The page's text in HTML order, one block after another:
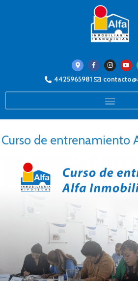
4425965981
Curso de entrenamiento